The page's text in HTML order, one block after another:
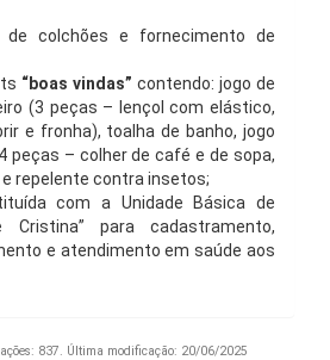
de colchões e fornecimento de
“boas vindas” contendo: jogo de
(3 peças – lençol com elástico,
e fronha), toalha de banho, jogo
peças – colher de café e de sopa,
repelente contra insetos;
com a Unidade Básica de
Cristina” para cadastramento,
e atendimento em saúde aos
837. Última modificação: 20/06/2025